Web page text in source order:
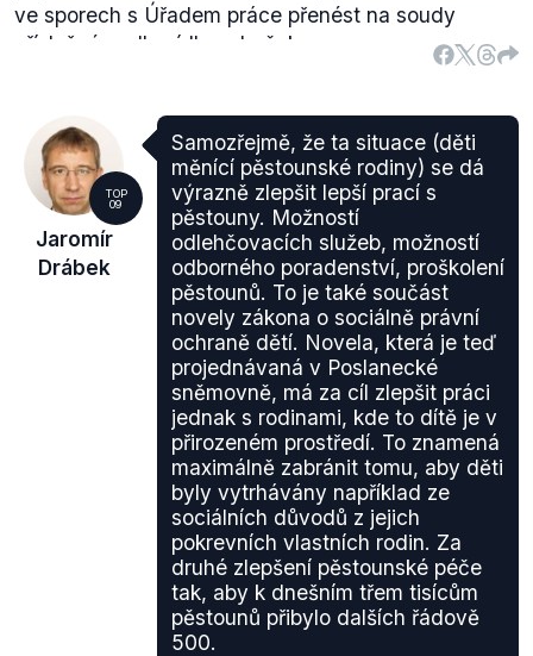
ve sporech s Úřadem práce přenést na soudy
příslušné podle sídla poboček.
Samotná změna, která rozhodování přenesla na
tedy kompetenčně věcí MS. Václav Moravec se ale
ministra ptal na to, kdy bude novelizován zákon, a
tato novela skutečně pod resort spravedlnosti
spadá.
TOP
09
Jaromír
Drábek
Samozřejmě, že ta situace (děti
měnící pěstounské rodiny) se dá
výrazně zlepšit lepší prací s
pěstouny. Možností
odlehčovacích služeb, možností
odborného poradenství, proškolení
pěstounů. To je také součást
novely zákona o sociálně právní
ochraně dětí. Novela, která je teď
projednávaná v Poslanecké
sněmovně, má za cíl zlepšit práci
jednak s rodinami, kde to dítě je v
přirozeném prostředí. To znamená
maximálně zabránit tomu, aby děti
byly vytrhávány například ze
sociálních důvodů z jejich
pokrevních vlastních rodin. Za
druhé zlepšení pěstounské péče
tak, aby k dnešním třem tisícům
pěstounů přibylo dalších řádově
500.